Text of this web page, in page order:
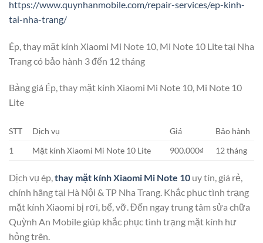
https://www.quynhanmobile.com/repair-services/ep-kinh-
tai-nha-trang/
Ép, thay mặt kính Xiaomi Mi Note 10, Mi Note 10 Lite tại Nha
Trang có bảo hành 3 đến 12 tháng
Bảng giá Ép, thay mặt kính Xiaomi Mi Note 10, Mi Note 10
Lite
STT Dịch vụ Giá
Bảo hành
1
Mặt kính Xiaomi Mi Note 10 Lite 900.000₫ 12 tháng
Dịch vụ ép,thay mặt kính Xiaomi Mi Note 10 uy tín, giá rẻ,
chính hãng tại Hà Nội & TP Nha Trang. Khắc phục tình trạng
mặt kính Xiaomi bị rơi, bể, vỡ. Đến ngay trung tâm sửa chữa
Quỳnh An Mobile giúp khắc phục tình trạng mặt kính hư
hỏng trên.